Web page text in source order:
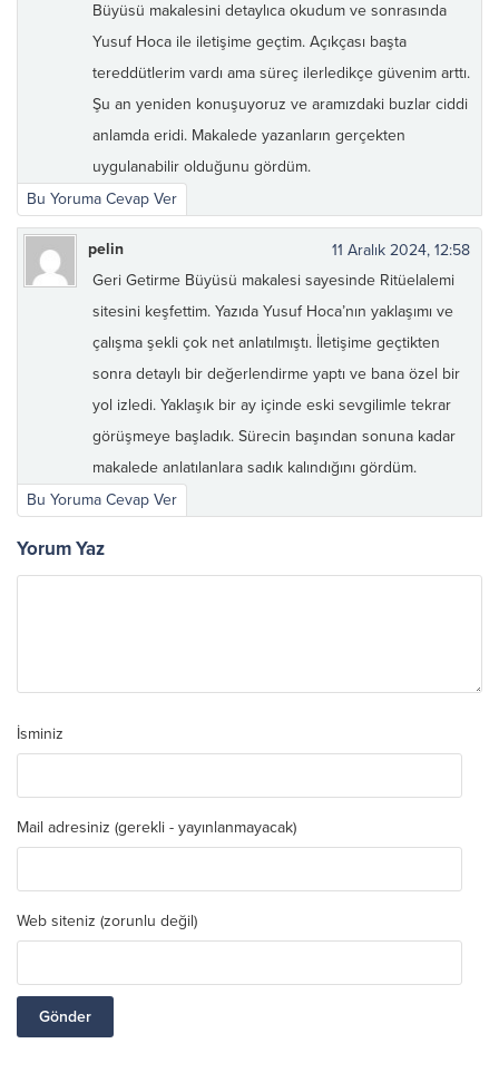
Büyüsü makalesini detaylıca okudum ve sonrasında
Yusuf Hoca ile iletişime geçtim. Açıkçası başta
tereddütlerim vardı ama süreç ilerledikçe güvenim arttı.
Şu an yeniden konuşuyoruz ve aramızdaki buzlar ciddi
anlamda eridi. Makalede yazanların gerçekten
uygulanabilir olduğunu gördüm.
Bu Yoruma Cevap Ver
pelin
11 Aralık 2024, 12:58
Geri Getirme Büyüsü makalesi sayesinde Ritüelalemi
sitesini keşfettim. Yazıda Yusuf Hoca’nın yaklaşımı ve
çalışma şekli çok net anlatılmıştı. İletişime geçtikten
sonra detaylı bir değerlendirme yaptı ve bana özel bir
yol izledi. Yaklaşık bir ay içinde eski sevgilimle tekrar
görüşmeye başladık. Sürecin başından sonuna kadar
makalede anlatılanlara sadık kalındığını gördüm.
Bu Yoruma Cevap Ver
Yorum Yaz
İsminiz
Mail adresiniz (gerekli - yayınlanmayacak)
Web siteniz (zorunlu değil)